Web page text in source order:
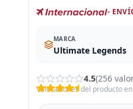
-
MARCA
Ultimate Legends
4.5(256
Valoraciones del producto